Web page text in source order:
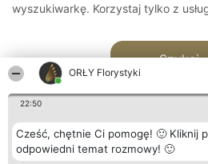
ORŁY Florystyki
22:50
Cześć, chętnie Ci pomogę! 🙂 Kliknij
odpowiedni temat rozmowy! 🙂
wyszukiwarkę. Korzystaj tylko z
Szukaj